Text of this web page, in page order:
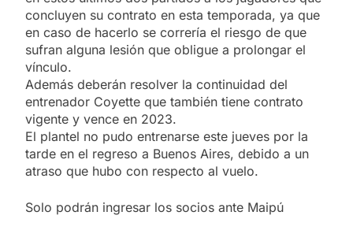
concluyen su contrato en esta temporada, ya que
en caso de hacerlo se correría el riesgo de que
sufran alguna lesión que obligue a prolongar el
vínculo.
Además deberán resolver la continuidad del
entrenador Coyette que también tiene contrato
vigente y vence en 2023.
El plantel no pudo entrenarse este jueves por la
tarde en el regreso a Buenos Aires, debido a un
atraso que hubo con respecto al vuelo.
Solo podrán ingresar los socios ante Maipú